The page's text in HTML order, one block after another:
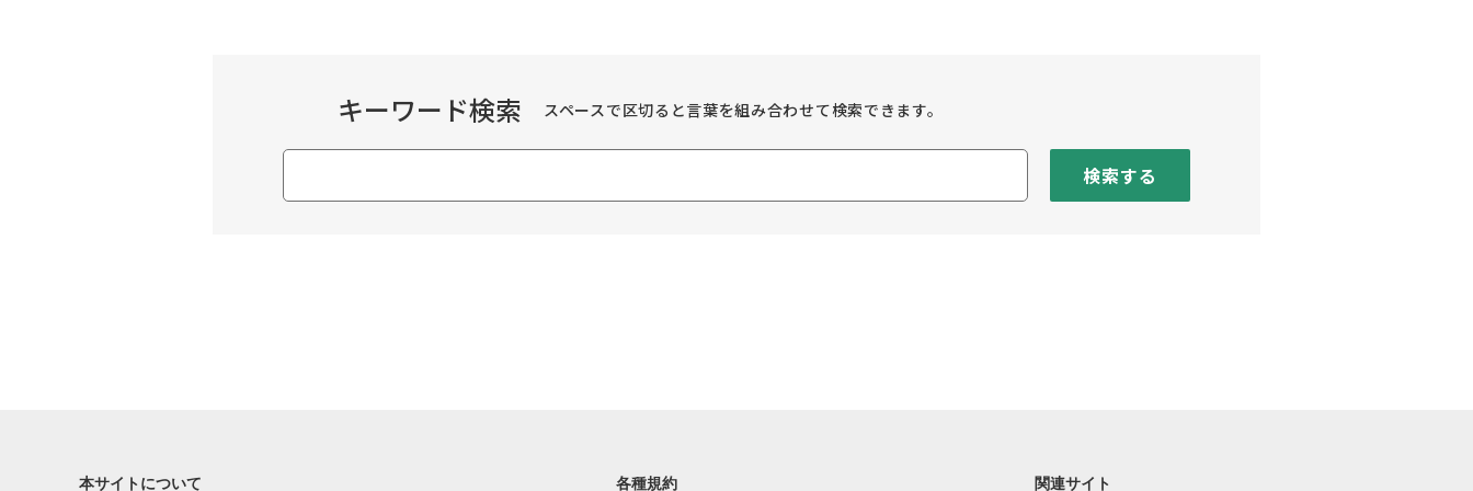
キーワード検索 スペースで区切ると言葉を組み合わせて検索できます。
検索する
本サイトについて 各種規約 関連サイト